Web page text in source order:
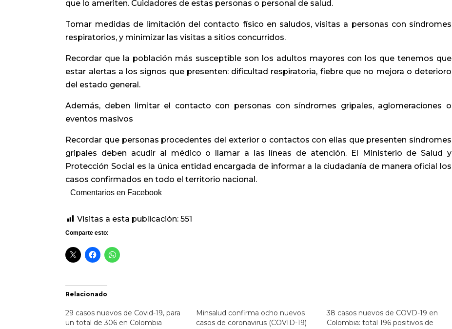
que lo ameriten. Cuidadores de estas personas o personal de salud.
Tomar medidas de limitación del contacto físico en saludos, visitas a personas con síndromes
respiratorios, y minimizar las visitas a sitios concurridos.
Recordar que la población más susceptible son los adultos mayores con los que tenemos que
estar alertas a los signos que presenten: dificultad respiratoria, fiebre que no mejora o deterioro
del estado general.
Además, deben limitar el contacto con personas con síndromes gripales, aglomeraciones o
eventos masivos
Recordar que personas procedentes del exterior o contactos con ellas que presenten síndromes
gripales deben acudir al médico o llamar a las líneas de atención. El Ministerio de Salud y
Protección Social es la única entidad encargada de informar a la ciudadanía de manera oficial los
casos confirmados en todo el territorio nacional.
Comentarios en Facebook
Visitas a esta publicación: 551
Comparte esto:
Relacionado
29 casos nuevos de Covid-19, para
un total de 306 en Colombia
Minsalud confirma ocho nuevos
casos de coronavirus (COVID-19)
38 casos nuevos de COVD-19 en
Colombia: total 196 positivos de